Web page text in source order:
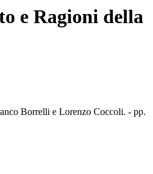
e Ragioni della
Borrelli e Lorenzo Coccoli. - pp.